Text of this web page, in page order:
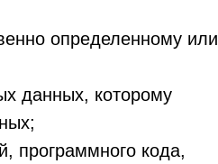
определенному или
данных, которому
программного кода,